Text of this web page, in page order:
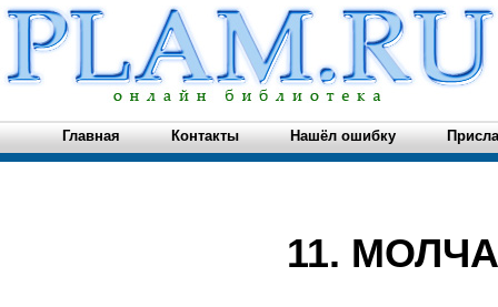
Главная Контакты Нашёл ошибку
11.